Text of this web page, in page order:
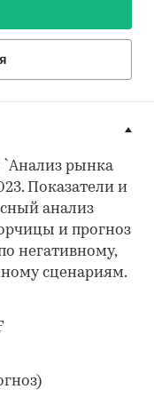
`Анализ рынка
Показатели и
анализ
и прогноз
негативному,
сценариям.